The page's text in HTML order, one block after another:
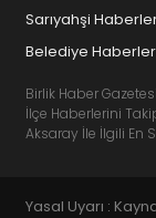
Sarıyahşi
Belediye
Birlik Haber
İlçe Haberlerini
Aksaray İle İlgili En
Yasal Uyarı :